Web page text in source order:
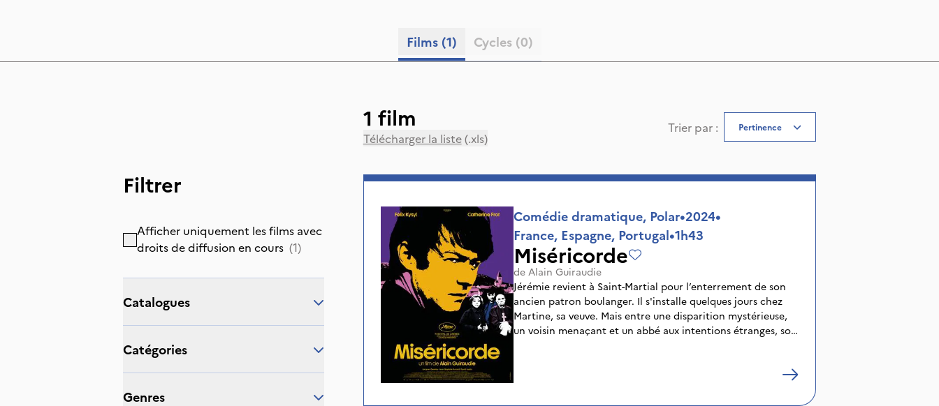
Films (1) Cycles (0)
Filtrer
Afficher uniquement les films avec
droits de diffusion en cours (1)
catalogues
catégories
genres
1 film
Télécharger la liste(.xls)
Trier par : Pertinence
Comédie dramatique, Polar•2024•
France, Espagne, Portugal•1h43
Miséricorde
de Alain Guiraudie
Jérémie revient à Saint-Martial pour l’enterrement de son
ancien patron boulanger. Il s'installe quelques jours chez
Martine, sa veuve. Mais entre une disparition mystérieuse,
un voisin menaçant et un abbé aux intentions étranges, son